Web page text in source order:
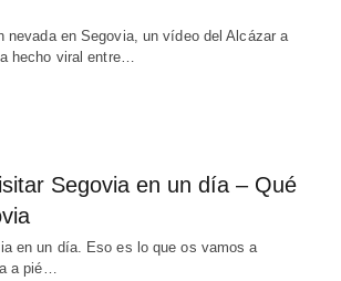
nevada en Segovia, un vídeo del Alcázar a
hecho viral entre…
Segovia en un día – Qué
en un día. Eso es lo que os vamos a
a pié…